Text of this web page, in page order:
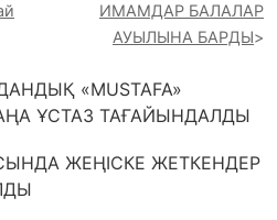
ИМАМДАР БАЛАЛАР
АУЫЛЫНА БАРДЫ
«MUSTAFA»
ҰСТАЗ ТАҒАЙЫНДАЛДЫ
ЖЕҢІСКЕ ЖЕТКЕНДЕР